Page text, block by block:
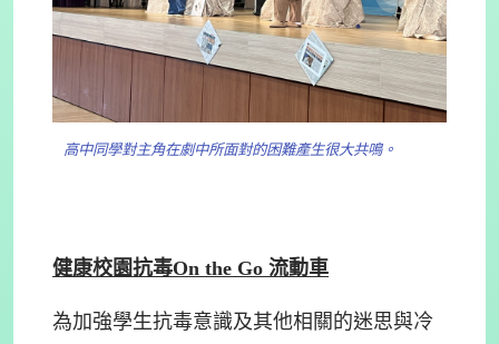
高中同學對主角在劇中所面對的困難產生很大共鳴。
健康校園抗毒On the Go 流動車
為加強學生抗毒意識及其他相關的迷思與冷